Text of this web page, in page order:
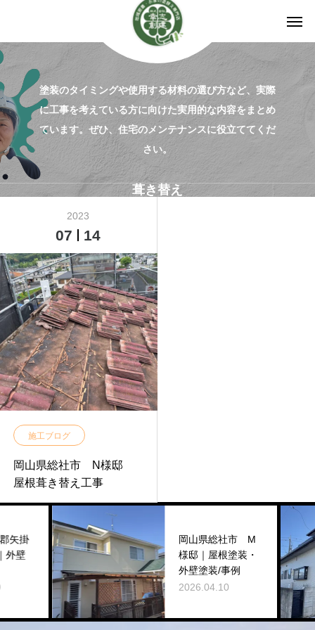
塗装のタイミングや使用する材料の選び方など、実際
に工事を考えている方に向けた実用的な内容をまとめ
ています。ぜひ、住宅のメンテナンスに役立ててくだ
さい。
葺き替え
2023
07 14
施工ブログ
岡山県総社市 N様邸
屋根葺き替え工事
掛
壁
岡山県総社市 M
様邸｜屋根塗装・
外壁塗装/事例
2026.04.10